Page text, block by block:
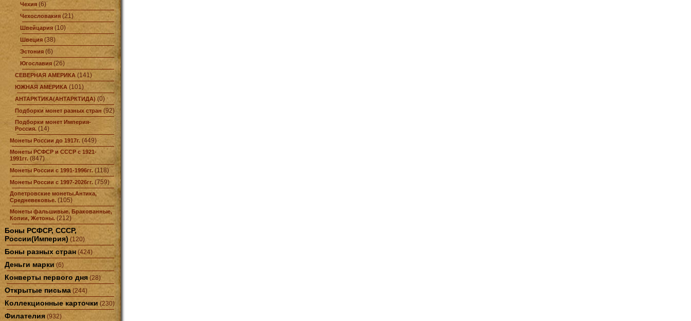
Чехия (6)
Чехословакия (21)
Швейцария (10)
Швеция (38)
Эстония (6)
Югославия (26)
СЕВЕРНАЯ АМЕРИКА (141)
ЮЖНАЯ АМЕРИКА (101)
АНТАРКТИКА(АНТАРКТИДА) (0)
Подборки монет разных стран (92)
Подборки монет Империя-
Россия. (14)
Монеты России до 1917г. (449)
Монеты РСФСР и СССР с 1921-
1991гг. (847)
Монеты России с 1991-1996гг. (118)
Монеты России с 1997-2026гг. (759)
Допетровские монеты.Антика,
Средневековье. (105)
Монеты фальшивые, Бракованные,
Копии, Жетоны. (212)
Боны РСФСР, СССР,
России(Империя) (120)
Боны разных стран (424)
Деньги марки (6)
Конверты первого дня (28)
Открытые письма (244)
Коллекционные карточки (230)
Филателия (932)